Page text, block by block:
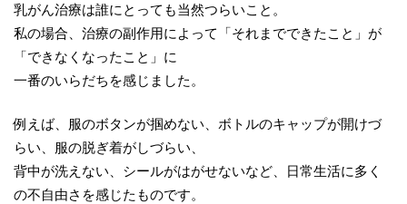
乳がん治療は誰にとっても当然つらいこと。
私の場合、治療の副作用によって「それまでできたこと」が
「できなくなったこと」に
一番のいらだちを感じました。
例えば、服のボタンが掴めない、ボトルのキャップが開けづ
らい、服の脱ぎ着がしづらい、
背中が洗えない、シールがはがせないなど、日常生活に多く
の不自由さを感じたものです。